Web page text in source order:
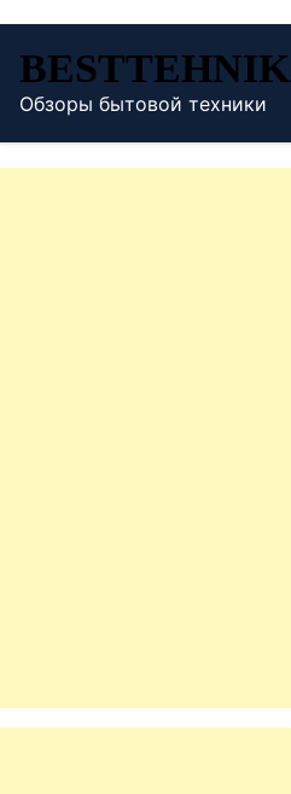
содержимому
Обзоры бытовой техники